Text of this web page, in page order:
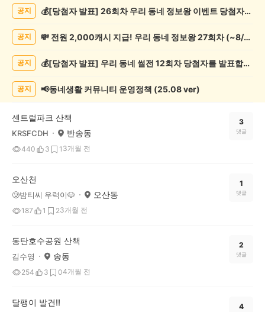
게
공지 💰[당첨자 발표] 26회차 우리 동네 정보왕 이벤트 당첨자를 발표합니다!
공지 💸 전원 2,000캐시 지급! 우리 동네 정보왕 27회차 (~8/10)
공지 💰[당첨자 발표] 우리 동네 썰전 12회차 당첨자를 발표합니다!
공지 📢동네생활 커뮤니티 운영정책 (25.08 ver)
센트럴파크 산책
KRSFCDH 반송동
440 3 1 3개월 전
3
댓글
오산천
🥲밤티씨 우럭이🐶 오산동
187 1 23개월 전
1
댓글
동탄호수공원 산책
김수영 송동
254 3 04개월 전
2
댓글
달팽이 발견!! 4